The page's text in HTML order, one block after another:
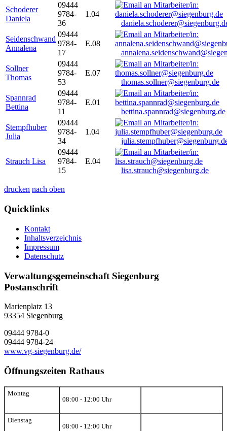
Schoderer
Daniela
09444
9784-
36
1.04
Seidenschwand
Annalena
09444
9784-
17
E.08
Sollner
Thomas
09444
9784-
53
E.07
thomas.sollner@siegenburg.de
Spannrad
Bettina
09444
9784-
11
E.01
bettina.spannrad@siegenburg.de
Stempfhuber
Julia
09444
9784-
34
1.04
Strauch Lisa
09444
9784-
15
E.04
lisa.strauch@siegenburg.de
drucken nach oben
Quicklinks
Kontakt
Inhaltsverzeichnis
Impressum
Datenschutz
Verwaltungsgemeinschaft Siegenburg
Postanschrift
Marienplatz 13
93354 Siegenburg
09444 9784-0
09444 9784-24
www.vg-siegenburg.de/
Öffnungszeiten Rathaus
Montag
08:00 - 12:00 Uhr
Dienstag
08:00 - 12:00 Uhr